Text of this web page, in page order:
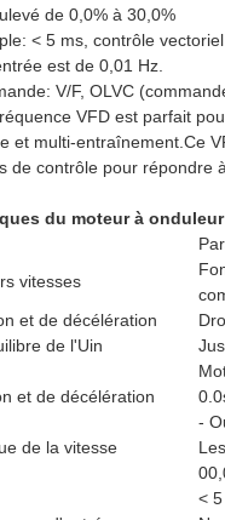
de 0,0% à 30,0%
< 5 ms, contrôle vectoriel
est de 0,01 Hz.
V/F, OLVC
VFD est parfait
et multi-entraînement.Ce
de contrôle pour répondre
du moteur à
vitesses
et de décélération
de l'Uin
et de décélération
-
de la vitesse
<